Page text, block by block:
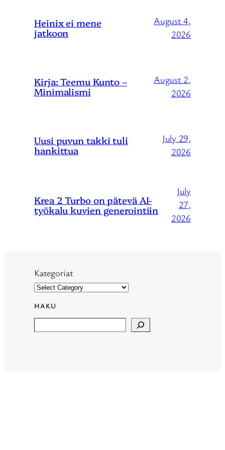
Heinix ei mene
jatkoon
August 4,
2026
Kirja: Teemu Kunto –
Minimalismi
August 2,
2026
Uusi puvun takki tuli
hankittua
July 29,
2026
Krea 2 Turbo on pätevä AI-
työkalu kuvien generointiin
July
27,
2026
Kategoriat
HAKU